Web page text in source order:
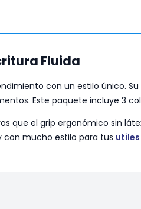
Fluida
con un estilo único.
Este paquete incluye 3
que el grip ergonómico sin
mucho estilo para tus